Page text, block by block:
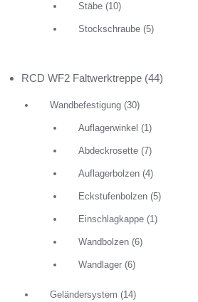
Stäbe (10)
Stockschraube (5)
RCD WF2 Faltwerktreppe (44)
Wandbefestigung (30)
Auflagerwinkel (1)
Abdeckrosette (7)
Auflagerbolzen (4)
Eckstufenbolzen (5)
Einschlagkappe (1)
Wandbolzen (6)
Wandlager (6)
Geländersystem (14)